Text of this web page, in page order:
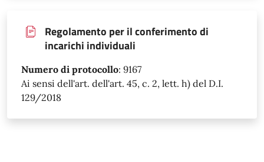
Regolamento per il conferimento di
incarichi individuali
Numero di protocollo: 9167
Ai sensi dell'art. dell'art. 45, c. 2, lett. h) del D.I.
129/2018